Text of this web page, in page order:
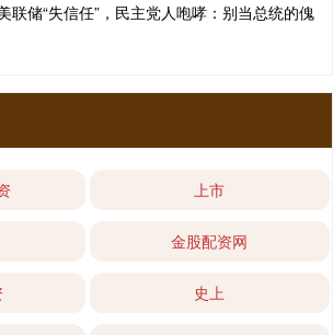
联储“失信任”，民主党人咆哮：别当总统的傀
上市
金股配资网
史上